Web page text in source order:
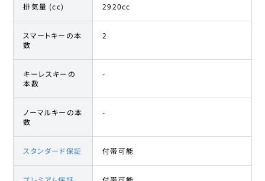
排気量 (cc) 2920cc
スマートキーの本
数
2
キーレスキーの
本数
-
ノーマルキーの本
数
-
スタンダード保証 付帯可能